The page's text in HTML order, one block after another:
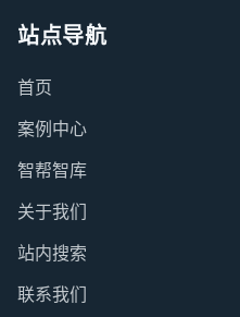
站点导航
首页
案例中心
智帮智库
关于我们
站内搜索
联系我们